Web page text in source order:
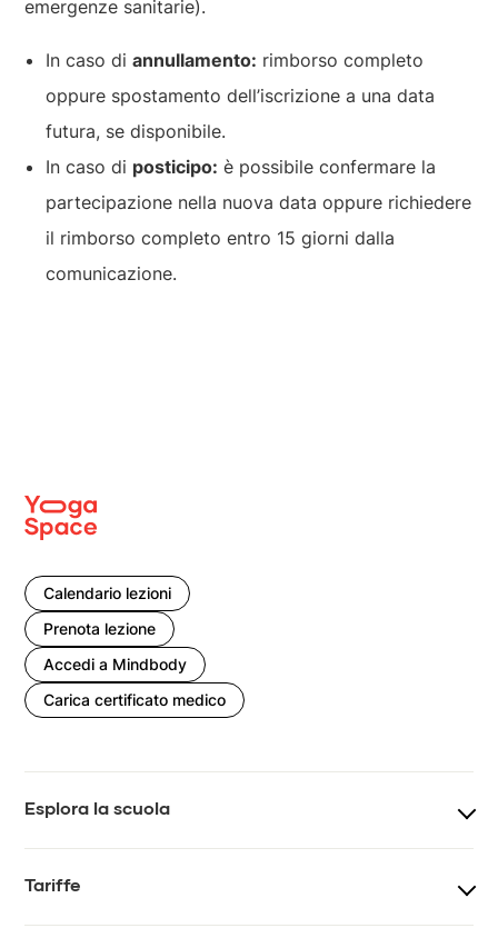
emergenze sanitarie).
In caso diannullamento: rimborso completo
oppure spostamento dell’iscrizione a una data
futura, se disponibile.
In caso di posticipo: è possibile confermare la
partecipazione nella nuova data oppure richiedere
il rimborso completo entro 15 giorni dalla
comunicazione.
Calendario lezioni
Prenota lezione
Accedi a Mindbody
Carica certificato medico
Esplora la scuola
Eventi e workshop Team
Tariffe